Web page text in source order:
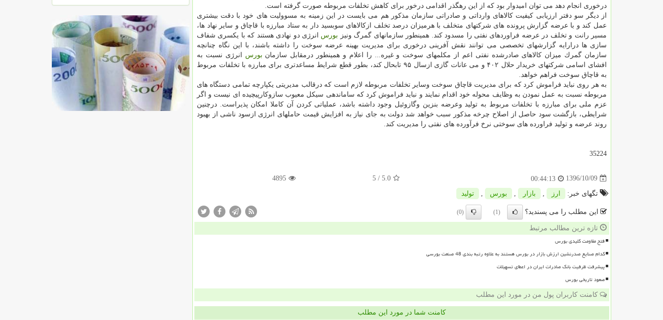
درخوری انجام دهد می توان امیدوار بود كه از این رهگذر اقدامی درخور برای كاهش تخلفات مربوطه صورت گرفته است.
از دیگر سو دفتر ارزیابی كیفیت كالاهای وارداتی و صادراتی سازمان مذكور هم می بایست در این زمینه به مسوولیت های خود با دقت بیشتری
عمل كند و با عرضه گزارش پرونده های شركتهای متخلف با هرمیزان درصد تخلف ازكالاهای سوبسید دار به ستاد مبارزه با قاچاق و سایر نهاد ها،
مسیر رانت و تخلف در عرضه فراوردهای نفتی را مسدود كند. همینطور سازمانهای گمرگ ونیز بورس انرژی دو نهادی هستند كه با یكسری شفاف
سازی ها درارایه گزارشهای تخصصی می توانند نقش آفرینی درخوری برای مدیریت بهینه عرضه سوخت را داشته باشند، با این نگاه چنانچه
سازمان گمرك میزان كالاهای صادرشده نفتی اعم از مكلمهای سوخت و غیره... را اعلام و همینطور درمقابل سازمان بورس انرژی نسبت به
افشای اسامی شركتهای خریدار حلال ۴۰۲ و می عانات گازی ازسال ۹۵ تابحال كند، بطور قطع شرایط مساعدتری برای مبارزه با تخلفات مربوط
به قاچاق سوخت فراهم خواهد.
به هر روی نباید فراموش كرد كه برای مدیریت قاچاق سوخت وسایر تخلفات مربوطه لازم است كه درقالب مدیریتی یكپارچه تمامی دستگاه های
مربوطه نسبت به عمل نمودن به وظایف محوله خود اقدام نمایند و نباید فراموش كرد كه ساماندهی سیكل معیوب سازوكارپیچیده ای نیست و اگر
عزم ملی برای مبارزه با تخلفات مربوط به تولید وعرضه بنزین وگازوئیل وجود داشته باشد، عملیاتی كردن آن كاملا امكان پذیراست. درچنین
شرایطی، بازگشت سود حاصل از اصلاح چرخه مذكور سبب خواهد شد دولت به جای نیاز به افزایش قیمت حاملهای انرژی ازسود ناشی از بهبود
روند عرضه و تولید فراورده های سوختی نرخ فرآورده های نفتی را مدیریت كند.
35224
1396/10/09
00:44:13
5.0
/ 5
4895
تگهای خبر: ارز بازار بورس تولید
این مطلب را می پسندید؟ (1)
(0)
تازه ترین مطالب مرتبط
فتح مقاومت کلیدی بورس
کدام صنایع صدرنشین ارزش بازار در بورس هستند به علاوه رتبه بندی 48 صنعت بورسی
پیشرفت ظرفیت بانک صادرات ایران در اعطای تسهیلات
صعود تاریخی بورس
کامنت کاربران پول من در مورد این مطلب
کامنت شما در مورد این مطلب